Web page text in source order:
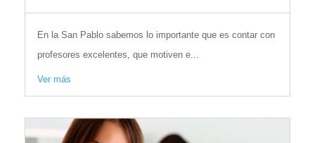
En la San Pablo sabemos lo importante que es contar con
profesores excelentes, que motiven e...
Ver más